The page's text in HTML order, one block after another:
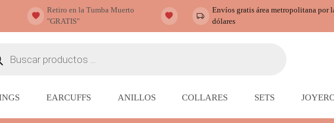
Retiro en la Tumba Muerto
"GRATIS"
Envíos gratis área metropolitana por
dólares
EARCUFFS ANILLOS COLLARES SETS